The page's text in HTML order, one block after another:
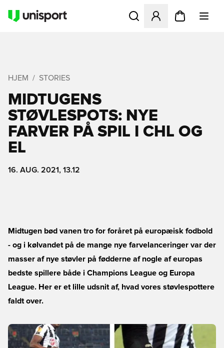
Åbner en Modal til at
HJEM STORIES
MIDTUGENS
STØVLESPOTS: NYE
FARVER PÅ SPIL I CHL OG
EL
16. AUG. 2021, 13.12
Midtugen bød vanen tro for foråret på europæisk fodbold
- og i kølvandet på de mange nye farvelanceringer var der
masser af nye støvler på fødderne af nogle af europas
bedste spillere både i Champions League og Europa
League. Her er et lille udsnit af, hvad vores støvlespottere
faldt over.